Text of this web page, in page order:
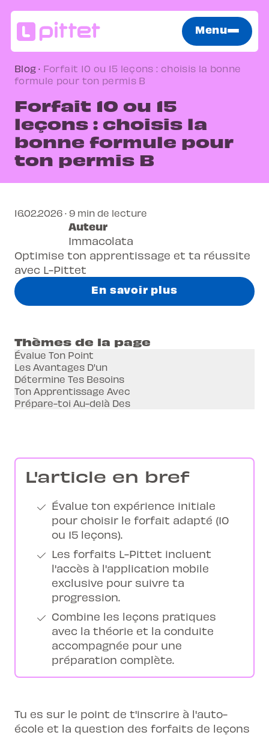
Menu
Blog · Forfait 10 ou 15 leçons : choisis la bonne
formule pour ton permis B
Forfait 10 ou 15
leçons : choisis la
bonne formule pour
ton permis B
Optimise ton apprentissage et ta réussite
avec L-Pittet
En savoir plus
16.02.2026 · 9 min de lecture
Auteur
Immacolata
Thèmes de la page
Évalue Ton Point
Les Avantages D'un
Détermine Tes Besoins
Ton Apprentissage Avec
Prépare-toi Au-delà Des
L'article en bref
Évalue ton expérience initiale
pour choisir le forfait adapté (10
ou 15 leçons).
Les forfaits L-Pittet incluent
l'accès à l'application mobile
exclusive pour suivre ta
progression.
Combine les leçons pratiques
avec la théorie et la conduite
accompagnée pour une
préparation complète.
Tu es sur le point de t'inscrire à l'auto-
école et la question des forfaits de leçons